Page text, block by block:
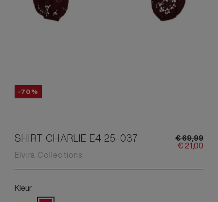
-70%
SHIRT CHARLIE E4 25-037
Elvira Collections
€69,99
€21,00
Kleur